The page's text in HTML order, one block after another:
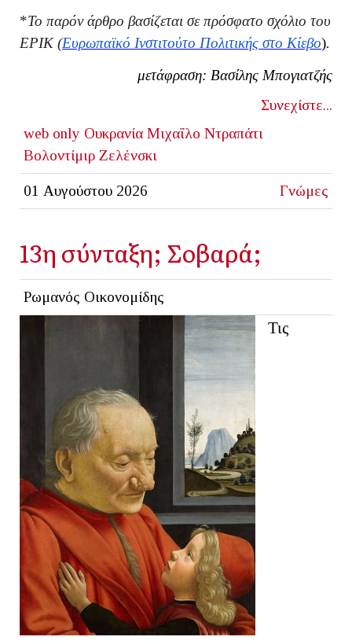
*Το παρόν άρθρο βασίζεται σε πρόσφατο σχόλιο του
EPIK (Ευρωπαϊκό Ινστιτούτο Πολιτικής στο Κίεβο).
μετάφραση: Βασίλης Μπογιατζής
Συνεχίστε...
web only Ουκρανία Μιχαΐλο Ντραπάτι
Βολοντίμιρ Ζελένσκι
01 Αυγούστου 2026 Γνώμες
13η σύνταξη; Σοβαρά;
Ρωμανός Οικονομίδης
Τις